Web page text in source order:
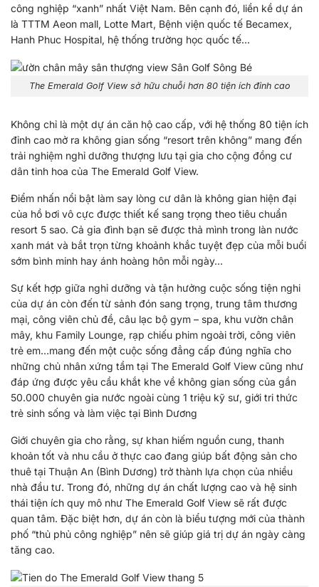
công nghiệp “xanh” nhất Việt Nam. Bên cạnh đó, liền kề dự án
là TTTM Aeon mall, Lotte Mart, Bệnh viện quốc tế Becamex,
Hanh Phuc Hospital, hệ thống trường học quốc tế…
The Emerald Golf View sở hữu chuỗi hơn 80 tiện ích đỉnh cao
Không chỉ là một dự án căn hộ cao cấp, với hệ thống 80 tiện ích
đỉnh cao mở ra không gian sống “resort trên không” mang đến
trải nghiệm nghỉ dưỡng thượng lưu tại gia cho cộng đồng cư
dân tinh hoa của The Emerald Golf View.
Điểm nhấn nổi bật làm say lòng cư dân là không gian hiện đại
của hồ bơi vô cực được thiết kế sang trọng theo tiêu chuẩn
resort 5 sao. Cả gia đình bạn sẽ được thả mình trong làn nước
xanh mát và bắt trọn từng khoảnh khắc tuyệt đẹp của mỗi buổi
sớm bình minh hay ánh hoàng hôn mỗi ngày…
Sự kết hợp giữa nghỉ dưỡng và tận hưởng cuộc sống tiện nghi
của dự án còn đến từ sảnh đón sang trọng, trung tâm thương
mại, công viên chủ đề, câu lạc bộ gym – spa, khu vườn chân
mây, khu Family Lounge, rạp chiếu phim ngoài trời, công viên
trẻ em…mang đến một cuộc sống đẳng cấp đúng nghĩa cho
những chủ nhân xứng tầm tại The Emerald Golf View cũng như
đáp ứng được yêu cầu khắt khe về không gian sống của gần
50.000 chuyên gia nước ngoài cùng 1 triệu kỹ sư, giới tri thức
trẻ sinh sống và làm việc tại Bình Dương
Giới chuyên gia cho rằng, sự khan hiếm nguồn cung, thanh
khoản tốt và nhu cầu ở thực cao đang giúp bất động sản cho
thuê tại Thuận An (Bình Dương) trở thành lựa chọn của nhiều
nhà đầu tư. Trong đó, những dự án chất lượng cao và hệ sinh
thái tiện ích quy mô như The Emerald Golf View sẽ rất được
quan tâm. Đặc biệt hơn, dự án còn là biểu tượng mới của thành
phố “thủ phủ công nghiệp” nên sẽ giúp giá trị dự án ngày càng
tăng cao.